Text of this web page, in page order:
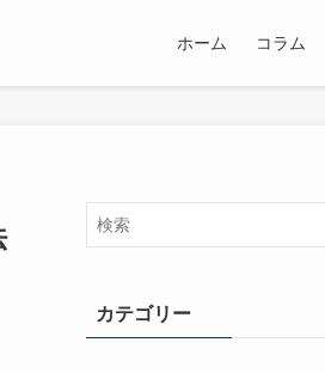
ホーム コラム
カテゴリー